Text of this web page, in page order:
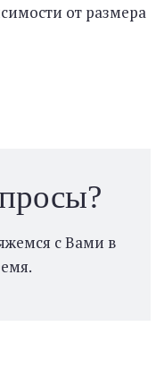
от размера
с Вами в